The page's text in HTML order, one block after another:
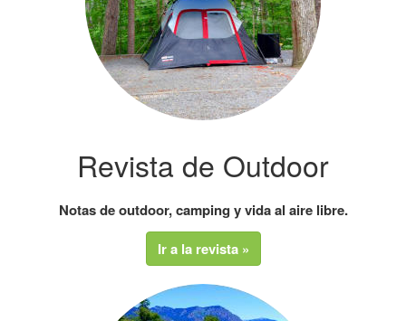
Revista de Outdoor
Notas de outdoor, camping y vida al aire libre.
Ir a la revista »